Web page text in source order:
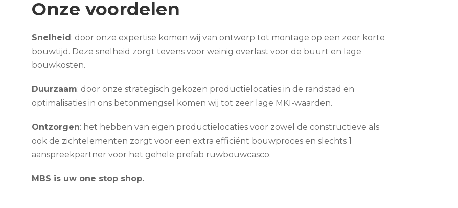
​​​​​​​Onze voordelen
Snelheid: door onze expertise komen wij van ontwerp tot montage op een zeer korte
bouwtijd. Deze snelheid zorgt tevens voor weinig overlast voor de buurt en lage
bouwkosten.
Duurzaam: door onze strategisch gekozen productielocaties in de randstad en
optimalisaties in ons betonmengsel komen wij tot zeer lage MKI-waarden.
Ontzorgen: het hebben van eigen productielocaties voor zowel de constructieve als
ook de zichtelementen zorgt voor een extra efficiënt bouwproces en slechts 1
aanspreekpartner voor het gehele prefab ruwbouwcasco.
MBS is uw one stop shop.